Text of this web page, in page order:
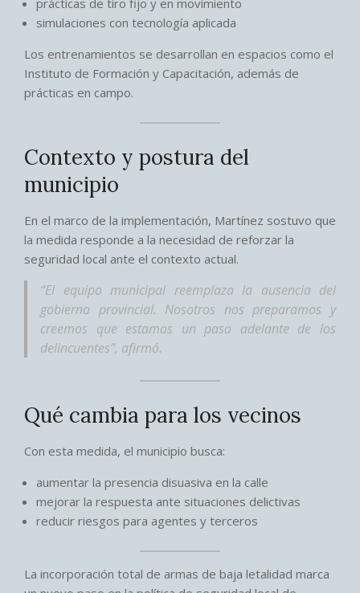
simulaciones con tecnología aplicada
Los entrenamientos se desarrollan en espacios como el
Instituto de Formación y Capacitación, además de
prácticas en campo.
Contexto y postura del
municipio
En el marco de la implementación, Martínez sostuvo que
la medida responde a la necesidad de reforzar la
seguridad local ante el contexto actual.
“El equipo municipal reemplaza la ausencia del
gobierno provincial. Nosotros nos preparamos y
creemos que estamos un paso adelante de los
delincuentes”, afirmó.
Qué cambia para los vecinos
Con esta medida, el municipio busca:
aumentar la presencia disuasiva en la calle
mejorar la respuesta ante situaciones delictivas
reducir riesgos para agentes y terceros
La incorporación total de armas de baja letalidad marca